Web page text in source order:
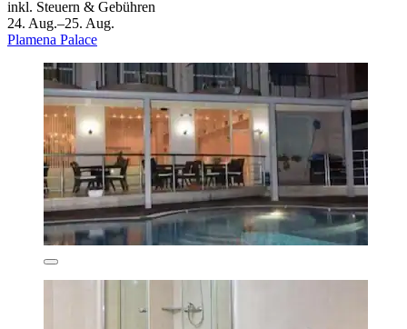
inkl. Steuern & Gebühren
24. Aug.–25. Aug.
Plamena Palace